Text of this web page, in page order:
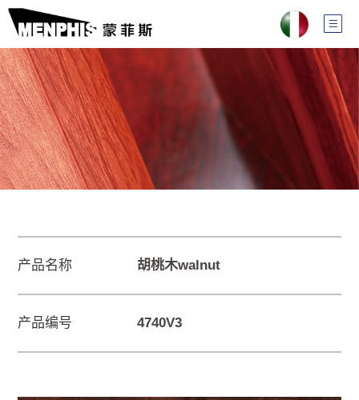
产品名称 胡桃木walnut
产品编号 4740V3